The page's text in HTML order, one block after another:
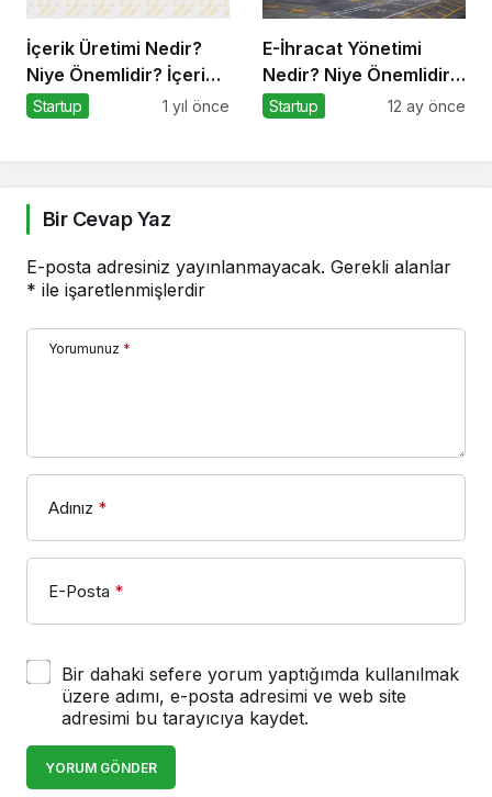
İçerik Üretimi Nedir?
Niye Önemlidir? İçerik
Üretimi Nasıl Yapılır?
Startup 1 yıl önce
E-İhracat Yönetimi
Nedir? Niye Önemlidir?
Nasıl Yapılır?
Startup 12 ay önce
Bir Cevap Yaz
E-posta adresiniz yayınlanmayacak. Gerekli alanlar
* ile işaretlenmişlerdir
Yorumunuz *
Adınız *
E-Posta *
Bir dahaki sefere yorum yaptığımda kullanılmak
üzere adımı, e-posta adresimi ve web site
adresimi bu tarayıcıya kaydet.
YORUM GÖNDER